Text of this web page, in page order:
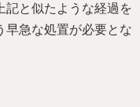
記と似たような経過を
早急な処置が必要とな